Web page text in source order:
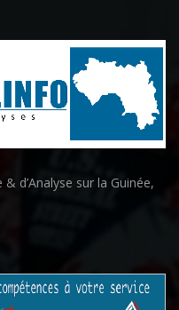
d’Analyse sur la Guinée,